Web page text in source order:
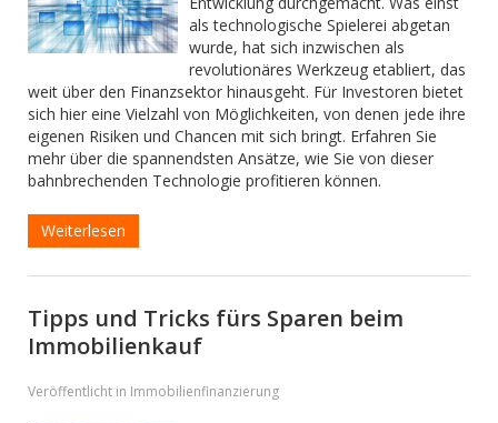
als technologische Spielerei abgetan
wurde, hat sich inzwischen als
revolutionäres Werkzeug etabliert, das
weit über den Finanzsektor hinausgeht. Für Investoren bietet
sich hier eine Vielzahl von Möglichkeiten, von denen jede ihre
eigenen Risiken und Chancen mit sich bringt. Erfahren Sie
mehr über die spannendsten Ansätze, wie Sie von dieser
bahnbrechenden Technologie profitieren können.
Weiterlesen
Tipps und Tricks fürs Sparen beim
Immobilienkauf
Veröffentlicht in Immobilienfinanzierung